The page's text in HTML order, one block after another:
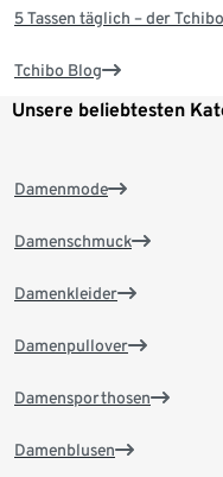
5 Tassen täglich – der
Tchibo Blog
Unsere beliebtesten
Damenmode
Damenschmuck
Damenkleider
Damenpullover
Damensporthosen
Damenblusen